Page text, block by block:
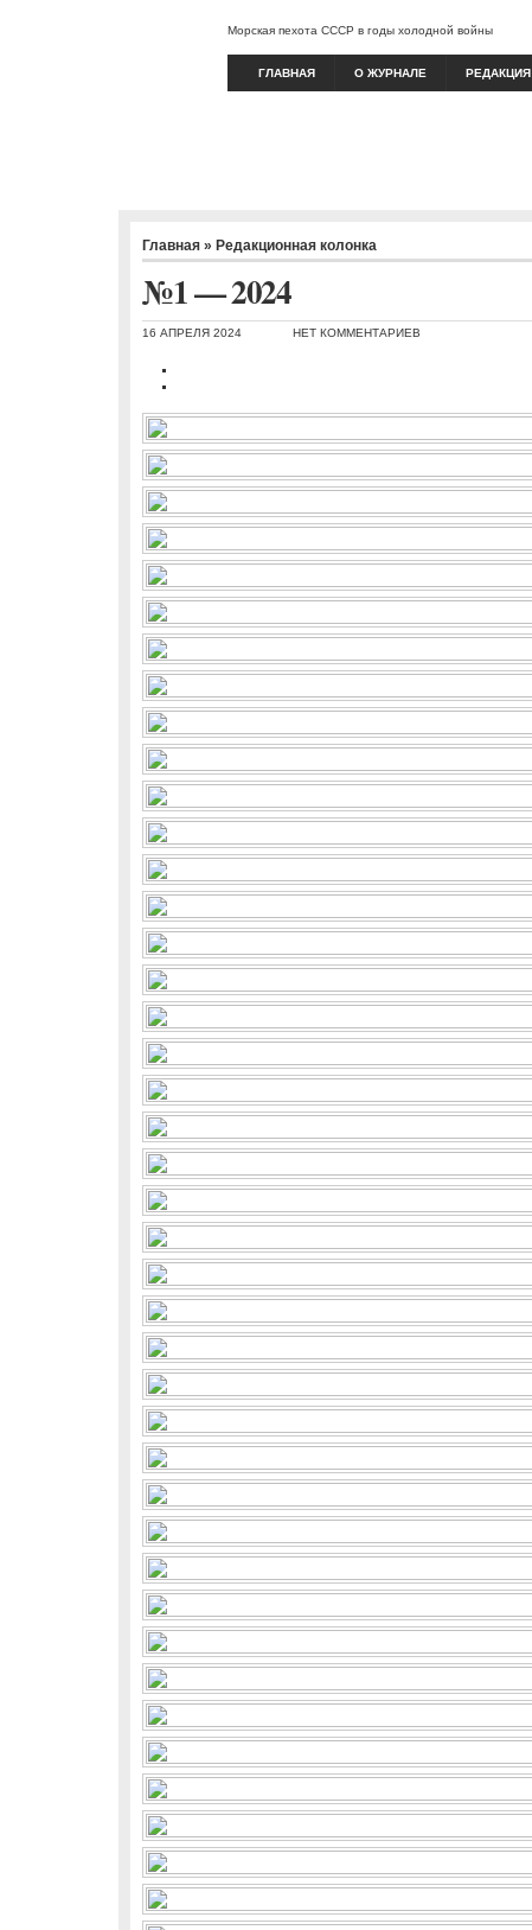
Морская пехота СССР в годы холодной войны
ГЛАВНАЯ О ЖУРНАЛЕ РЕДАКЦИЯ
Главная » Редакционная колонка
№1 — 2024
16 АПРЕЛЯ 2024 НЕТ КОММЕНТАРИЕВ